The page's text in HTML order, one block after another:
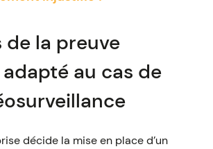
de la preuve
au cas de
décide la mise en place d’un